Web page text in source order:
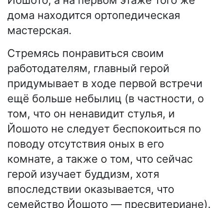
дома находится ортопедическая
мастерская.
Стремясь понравиться своим
работодателям, главный герой
придумывает в ходе первой встречи
ещё больше небылиц (в частности, о
том, что он ненавидит стулья, и
Йошото не следует беспокоиться по
поводу отсутствия оных в его
комнате, а также о том, что сейчас
герой изучает буддизм, хотя
впоследствии оказывается, что
семейство Йошото — пресвитериане).